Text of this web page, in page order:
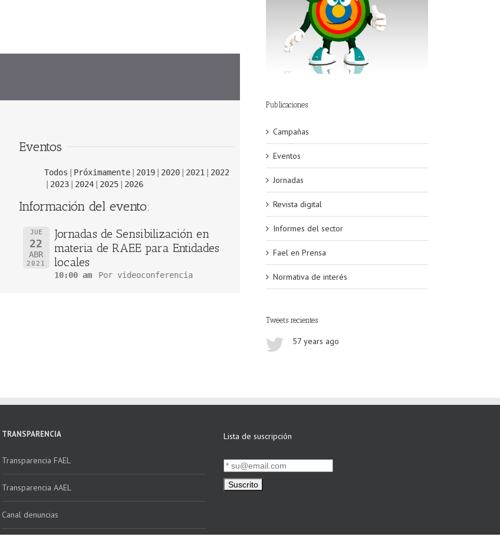
Eventos
Todos Próximamente 2019 2020 2021
2022
2023
2024 2025 2026
Información del evento:
JUE
22
ABR
2021
Jornadas de Sensibilización en
materia de RAEE para Entidades
locales
10:00 am Por videoconferencia
Publicaciones
Campañas
Eventos
Jornadas
Revista digital
Informes del sector
Fael en Prensa
Normativa de interés
Tweets recientes
57 years ago
TRANSPARENCIA
Transparencia FAEL
Transparencia AAEL
Canal denuncias
Lista de suscripción